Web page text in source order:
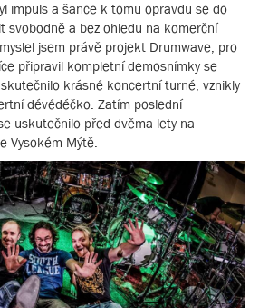
impuls a šance k tomu opravdu se do
svobodně a bez ohledu na komerční
jsem právě projekt Drumwave, pro
připravil kompletní demosnímky se
krásné koncertní turné, vznikly
dévédéčko. Zatím poslední
uskutečnilo před dvěma lety na
Vysokém Mýtě.